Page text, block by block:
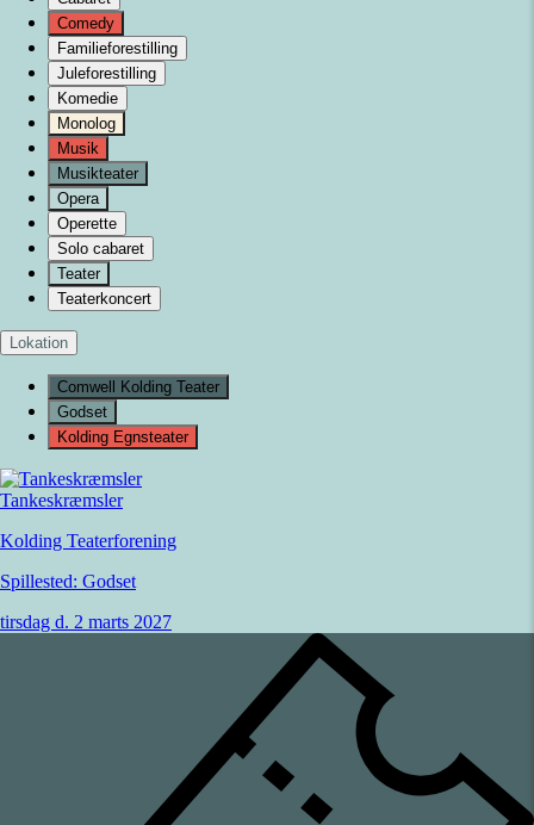
Comedy
Familieforestilling
Juleforestilling
Komedie
Monolog
Musik
Musikteater
Opera
Operette
Solo cabaret
Teater
Teaterkoncert
Lokation
Comwell Kolding Teater
Godset
Kolding Egnsteater
Tankeskræmsler
Kolding Teaterforening
Spillested: Godset
tirsdag d. 2 marts 2027